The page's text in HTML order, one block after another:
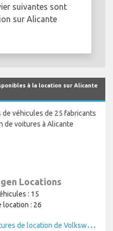
suivantes sont
sur Alicante
à la location sur Alicante
véhicules de 25 fabricants
de voitures à Alicante
Locations
: 15
location : 26
V
oir les voitures de location de Volkswagen